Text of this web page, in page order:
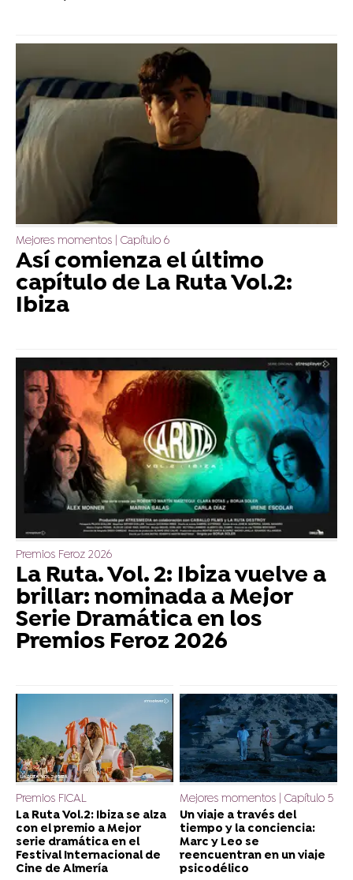
Mejores momentos | Capítulo 6
Así comienza el último
capítulo de La Ruta Vol.2:
Ibiza
Premios Feroz 2026
La Ruta. Vol. 2: Ibiza vuelve a
brillar: nominada a Mejor
Serie Dramática en los
Premios Feroz 2026
Premios FICAL
La Ruta Vol.2: Ibiza se alza
con el premio a Mejor
serie dramática en el
Festival Internacional de
Cine de Almería
Mejores momentos | Capítulo 5
Un viaje a través del
tiempo y la conciencia:
Marc y Leo se
reencuentran en un viaje
psicodélico